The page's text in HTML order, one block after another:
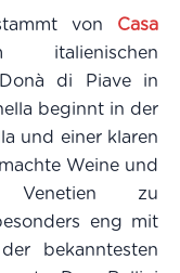
von Casa
di Piave in
beginnt in der
und einer klaren
Weine und
Venetien zu
eng mit
bekanntesten